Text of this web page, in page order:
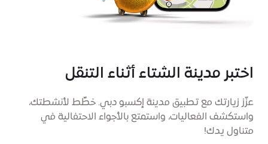
اختبر مدينة الشتاء أثناء التنقل
عزّز زيارتك مع تطبيق مدينة إكسبو دبي. خطِّط لأنشطتك،
واستكشف الفعاليات، واستمتع بالأجواء الاحتفالية في
متناول يدك!